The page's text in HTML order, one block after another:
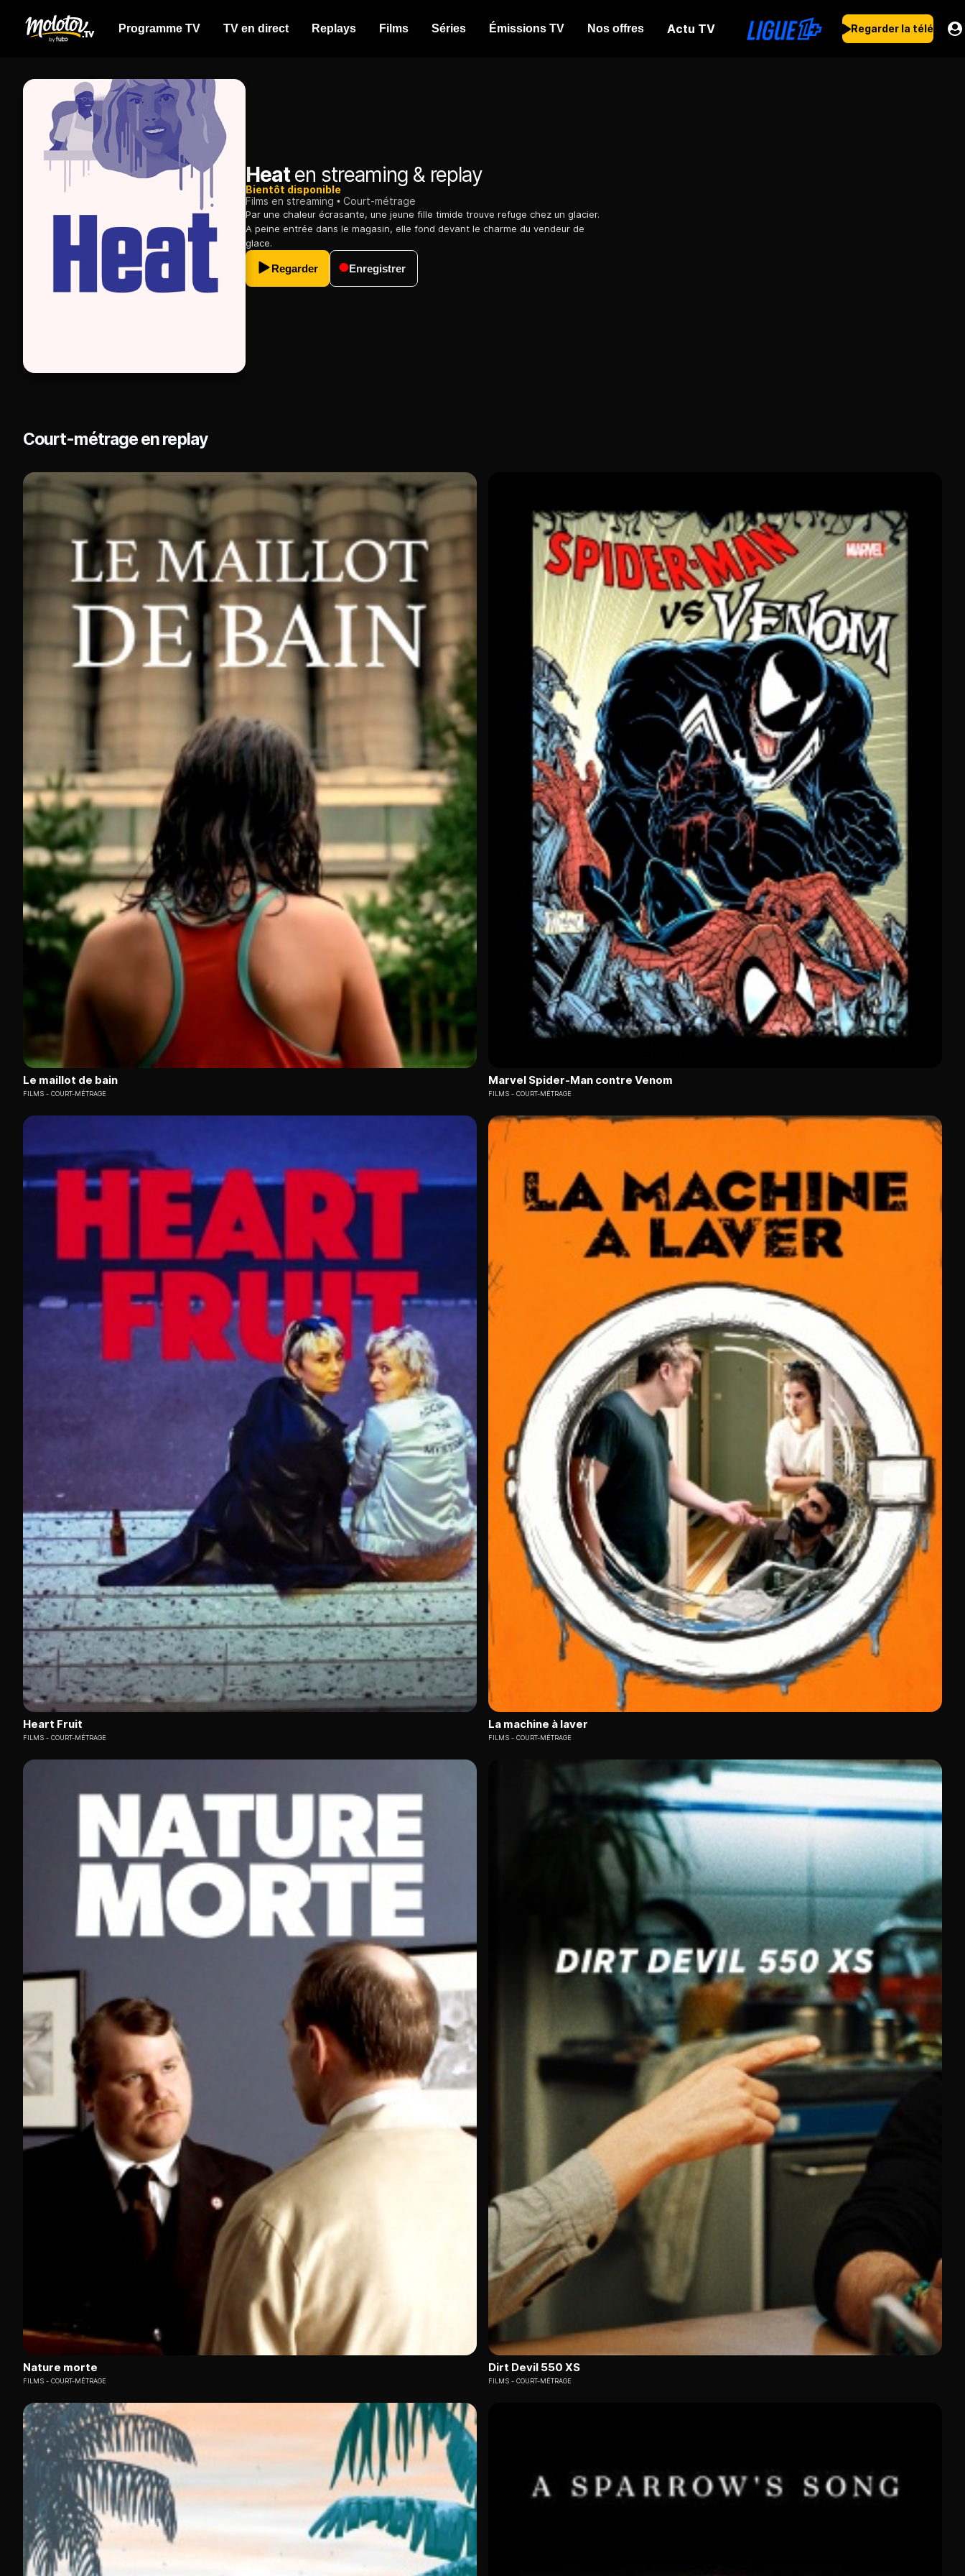
Programme TV TV en direct Replays Films Séries Émissions TV Nos offres Actu TV Regarder la télé
Heaten streaming & replay
Bientôt disponible
Films en streaming
Court-métrage
Par une chaleur écrasante, une jeune fille timide trouve refuge chez un glacier.
A peine entrée dans le magasin, elle fond devant le charme du vendeur de
glace.
Regarder Enregistrer
Court-métrage en replay
Le maillot de bain
FILMS COURT-MÉTRAGE
Marvel Spider-Man contre Venom
FILMS COURT-MÉTRAGE
Heart Fruit
FILMS COURT-MÉTRAGE
La machine à laver
FILMS COURT-MÉTRAGE
Nature morte
FILMS COURT-MÉTRAGE
Dirt Devil 550 XS
FILMS COURT-MÉTRAGE